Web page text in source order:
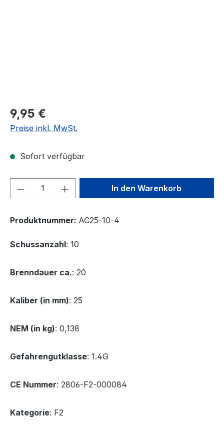
9,95 €
Preise inkl. MwSt.
Sofort verfügbar
Produkt Anzahl: Gib denIn den Warenkorb
Produktnummer: AC25-10-4
Schussanzahl: 10
Brenndauer ca.: 20
Kaliber (in mm): 25
NEM (in kg): 0,138
Gefahrengutklasse: 1.4G
CE Nummer: 2806-F2-000084
Kategorie: F2